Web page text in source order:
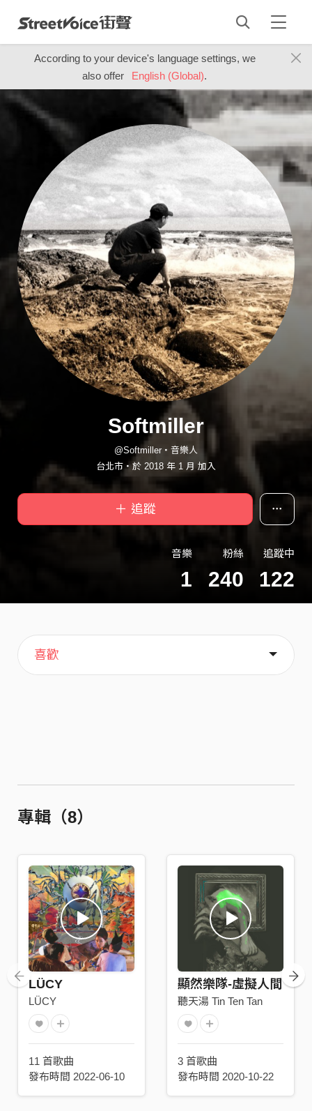
According to your device's language settings, we
also offer
English (Global).
Softmiller
@Softmiller・音樂人
台北市・於 2018 年 1 月 加入
＋ 追蹤
音樂
1
粉絲
240
追蹤中
122
主頁
音樂
歌單
喜歡
關於
專輯（8）
LÜCY
LÜCY
11 首歌曲
發布時間 2022-06-10
顯然樂隊-虛擬人間
聽天湯 Tin Ten Tan
3 首歌曲
發布時間 2020-10-22